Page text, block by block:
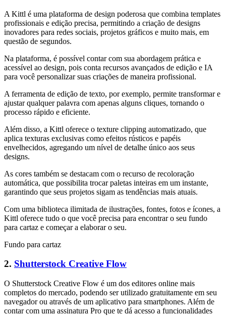
A Kittl é uma plataforma de design poderosa que combina templates
profissionais e edição precisa, permitindo a criação de designs
inovadores para redes sociais, projetos gráficos e muito mais, em
questão de segundos.
Na plataforma, é possível contar com sua abordagem prática e
acessível ao design, pois conta recursos avançados de edição e IA
para você personalizar suas criações de maneira profissional.
A ferramenta de edição de texto, por exemplo, permite transformar e
ajustar qualquer palavra com apenas alguns cliques, tornando o
processo rápido e eficiente.
Além disso, a Kittl oferece o texture clipping automatizado, que
aplica texturas exclusivas como efeitos rústicos e papéis
envelhecidos, agregando um nível de detalhe único aos seus
designs.
As cores também se destacam com o recurso de recoloração
automática, que possibilita trocar paletas inteiras em um instante,
garantindo que seus projetos sigam as tendências mais atuais.
Com uma biblioteca ilimitada de ilustrações, fontes, fotos e ícones, a
Kittl oferece tudo o que você precisa para encontrar o seu fundo
para cartaz e começar a elaborar o seu.
Fundo para cartaz
2. Shutterstock Creative Flow
O Shutterstock Creative Flow é um dos editores online mais
completos do mercado, podendo ser utilizado gratuitamente em seu
navegador ou através de um aplicativo para smartphones. Além de
contar com uma assinatura Pro que te dá acesso a funcionalidades